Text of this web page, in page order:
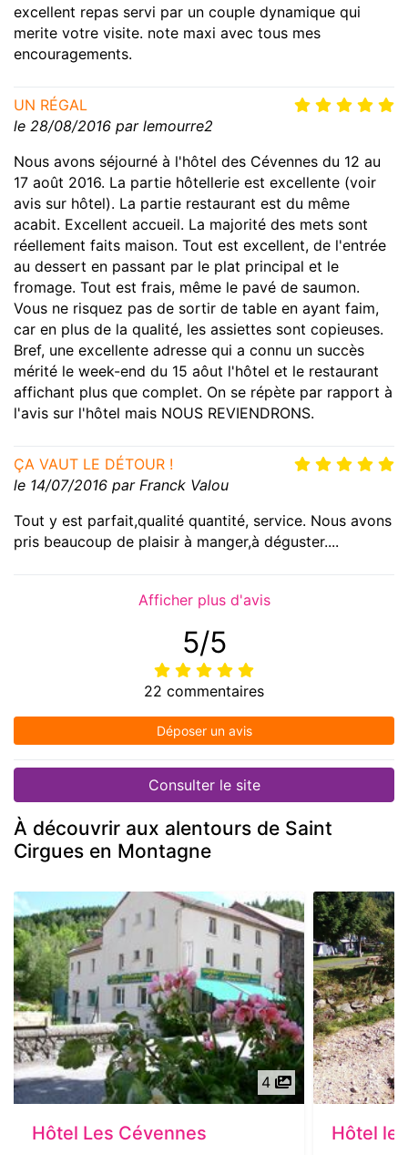
excellent repas servi par un couple dynamique qui
merite votre visite. note maxi avec tous mes
encouragements.
UN RÉGAL
le 28/08/2016 par lemourre2
Nous avons séjourné à l'hôtel des Cévennes du 12 au
17 août 2016. La partie hôtellerie est excellente (voir
avis sur hôtel). La partie restaurant est du même
acabit. Excellent accueil. La majorité des mets sont
réellement faits maison. Tout est excellent, de l'entrée
au dessert en passant par le plat principal et le
fromage. Tout est frais, même le pavé de saumon.
Vous ne risquez pas de sortir de table en ayant faim,
car en plus de la qualité, les assiettes sont copieuses.
Bref, une excellente adresse qui a connu un succès
mérité le week-end du 15 aôut l'hôtel et le restaurant
affichant plus que complet. On se répète par rapport à
l'avis sur l'hôtel mais NOUS REVIENDRONS.
ÇA VAUT LE DÉTOUR !
le 14/07/2016 par Franck Valou
Tout y est parfait,qualité quantité, service. Nous avons
pris beaucoup de plaisir à manger,à déguster....
Afficher plus d'avis
5/5
22 commentaires
Déposer un avis
Consulter le site
À découvrir aux alentours de Saint
Cirgues en Montagne
4
Hôtel Les Cévennes Hôtel